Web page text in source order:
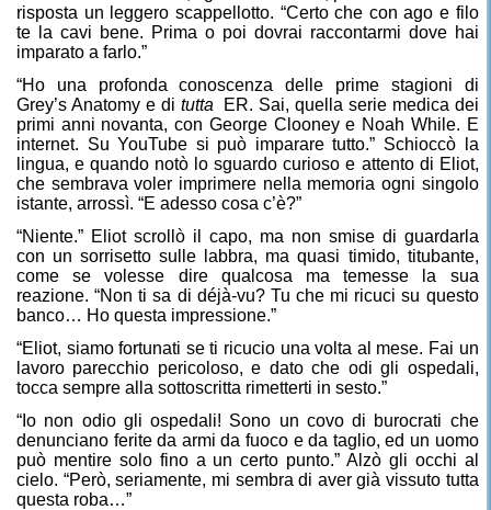
risposta un leggero scappellotto. “Certo che con ago e filo
te la cavi bene. Prima o poi dovrai raccontarmi dove hai
imparato a farlo.”
“Ho una profonda conoscenza delle prime stagioni di
Grey’s Anatomy e di tutta
ER. Sai, quella serie medica dei
primi anni novanta, con George Clooney e Noah While. E
internet. Su YouTube si può imparare tutto.” Schioccò la
lingua, e quando notò lo sguardo curioso e attento di Eliot,
che sembrava voler imprimere nella memoria ogni singolo
istante, arrossì. “E adesso cosa c’è?”
“Niente.” Eliot scrollò il capo, ma non smise di guardarla
con un sorrisetto sulle labbra, ma quasi timido, titubante,
come se volesse dire qualcosa ma temesse la sua
reazione. “Non ti sa di déjà-vu? Tu che mi ricuci su questo
banco… Ho questa impressione.”
“Eliot, siamo fortunati se ti ricucio una volta al mese. Fai un
lavoro parecchio pericoloso, e dato che odi gli ospedali,
tocca sempre alla sottoscritta rimetterti in sesto.”
“Io non odio gli ospedali! Sono un covo di burocrati che
denunciano ferite da armi da fuoco e da taglio, ed un uomo
può mentire solo fino a un certo punto.” Alzò gli occhi al
cielo. “Però, seriamente, mi sembra di aver già vissuto tutta
questa roba…”